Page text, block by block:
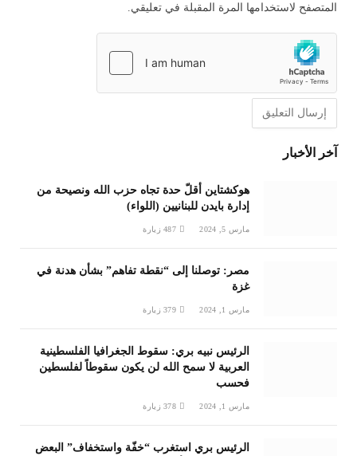
المتصفح لاستخدامها المرة المقبلة في تعليقي.
آخر الأخبار
هوكشتاين أقلّ حدة تجاه حزب الله ونصيحة من
إدارة بايدن للبنانيين (اللواء)
مارس 5, 2024 487 زيارة
مصر: توصلنا إلى “نقطة تفاهم” بشأن هدنة في
غزة
مارس 1, 2024 379 زيارة
الرئيس نبيه بري: سقوط الجغرافيا الفلسطينية
العربية لا سمح الله لن يكون سقوطاً لفلسطين
فحسب
مارس 1, 2024 378 زيارة
الرئيس بري استغرب “خفّة واستخفاف” البعض